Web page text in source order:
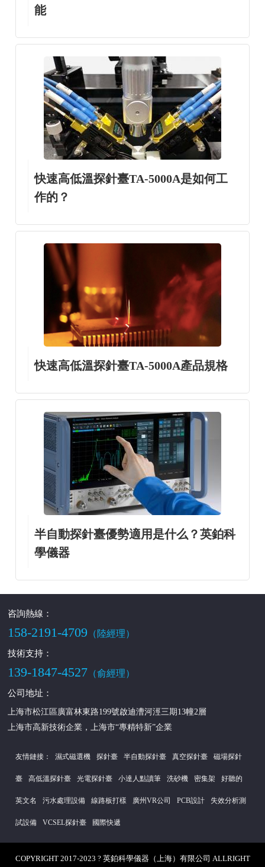
能
快速高低溫探針臺TA-5000A是如何工
作的？
快速高低溫探針臺TA-5000A產品規格
半自動探針臺優勢適用是什么？英鉑科
學儀器
咨詢熱線：
158-2191-4709 （陸經理）
技術支持：
139-1847-4527 （俞經理）
公司地址：
上海市松江區廣富林東路199號啟迪漕河涇三期13幢2層
上海市高新技術企業，上海市“專精特新”企業
友情鏈接： 濕式磁選機 探針臺 半自動探針臺 真空探針臺 磁場探針
臺 高低溫探針臺 光電探針臺 小達人點讀筆 洗砂機 密集架 好聽的
英文名 污水處理設備 線路板打樣 廣州VR公司 PCB設計 失效分析測
試設備 VCSEL探針臺 國際快遞
COPYRIGHT 2017-2023 ? 英鉑科學儀器（上海）有限公司 ALLRIGHT